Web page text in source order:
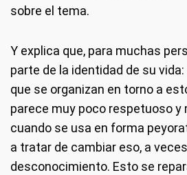
sobre el tema.
Y explica que, para muchas
parte de la identidad de su
que se organizan en torno a
parece muy poco respetuoso
cuando se usa en forma
a tratar de cambiar eso, a
desconocimiento. Esto se